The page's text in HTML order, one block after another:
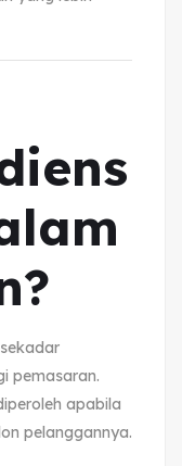
pemasaran.
apabila
pelanggannya.